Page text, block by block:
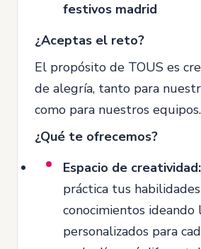
festivos madrid
¿Aceptas el reto?
El propósito de TOUS es
de alegría, tanto para
como para nuestros equipos.
¿Qué te ofrecemos?
Espacio de creatividad:
práctica tus
conocimientos ideando
personalizados para